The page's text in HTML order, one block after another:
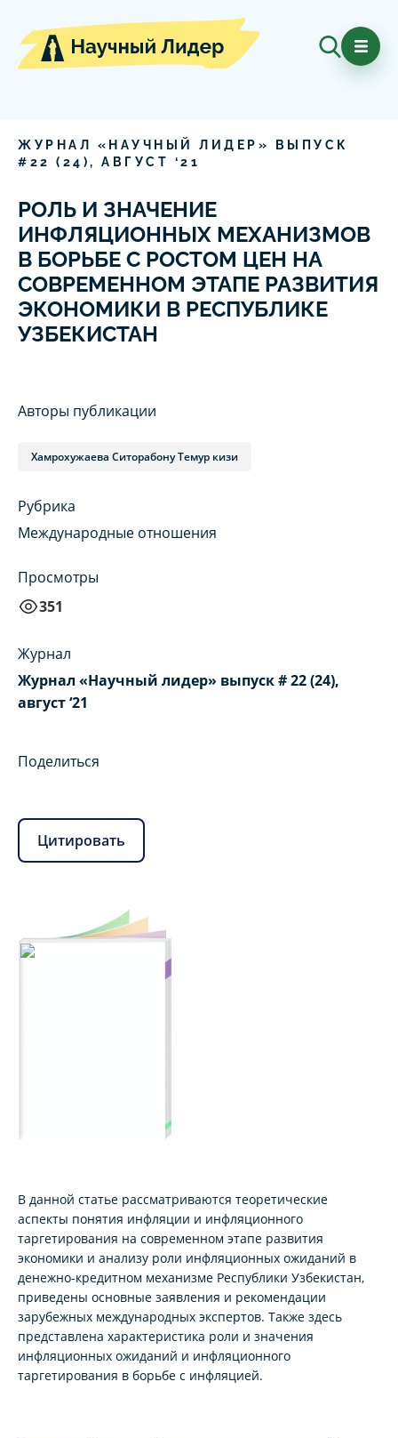
ЖУРНАЛ «НАУЧНЫЙ ЛИДЕР» ВЫПУСК
# 22 ( 24 ), АВГУСТ ‘21
РОЛЬ И ЗНАЧЕНИЕ
ИНФЛЯЦИОННЫХ МЕХАНИЗМОВ
В БОРЬБЕ С РОСТОМ ЦЕН НА
СОВРЕМЕННОМ ЭТАПЕ РАЗВИТИЯ
ЭКОНОМИКИ В РЕСПУБЛИКЕ
УЗБЕКИСТАН
Авторы публикации
Хамрохужаева Ситорабону Темур кизи
Рубрика
Международные отношения
Просмотры
351
Журнал
Журнал «Научный лидер» выпуск # 22 (24),
август ‘21
Поделиться
Цитировать
В данной статье рассматриваются теоретические
аспекты понятия инфляции и инфляционного
таргетирования на современном этапе развития
экономики и анализу роли инфляционных ожиданий в
денежно-кредитном механизме Республики Узбекистан,
приведены основные заявления и рекомендации
зарубежных международных экспертов. Также здесь
представлена характеристика роли и значения
инфляционных ожиданий и инфляционного
таргетирования в борьбе с инфляцией.